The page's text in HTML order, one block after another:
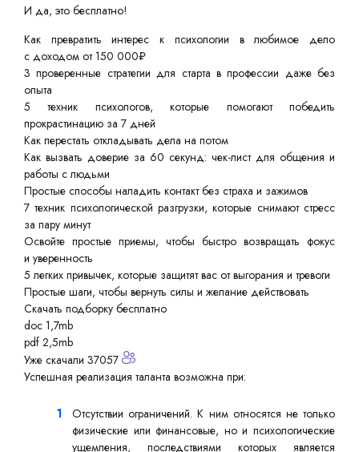
И да, это бесплатно!
Как превратить интерес к психологии в любимое дело
с доходом от 150 000₽
3 проверенные стратегии для старта в профессии даже без
опыта
5 техник психологов, которые помогают победить
прокрастинацию за 7 дней
Как перестать откладывать дела на потом
Как вызвать доверие за 60 секунд: чек-лист для общения и
работы с людьми
Простые способы наладить контакт без страха и зажимов
7 техник психологической разгрузки, которые снимают стресс
за пару минут
Освойте простые приемы, чтобы быстро возвращать фокус
и уверенность
5 легких привычек, которые защитят вас от выгорания и тревоги
Простые шаги, чтобы вернуть силы и желание действовать
Скачать подборку бесплатно
doc 1,7mb
pdf 2,5mb
Уже скачали 37057
Успешная реализация таланта возможна при:
Отсутствии ограничений. К ним относятся не только
физические или финансовые, но и психологические
ущемления, последствиями которых является